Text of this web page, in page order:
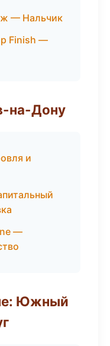
— Нальчик
Finish —
на-Дону
и
—
Южный